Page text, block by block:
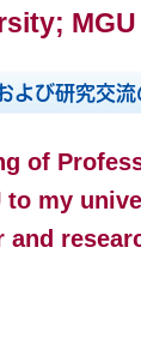
MGU
よび研究交
of
to my